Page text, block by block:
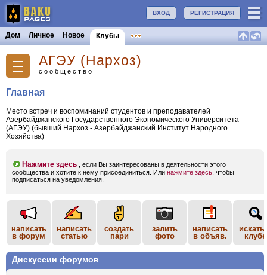
РЕГИСТРАЦИЯ
ВХОД
Дом Личное Новое Клубы
АГЭУ (Нархоз)
сообщество
Главная
Место встреч и воспоминаний студентов и преподавателей
Азербайджанского Государственного Экономического Университета
(АГЭУ) (бывший Нархоз - Азербайджанский Институт Народного
Хозяйства)
Нажмите здесь , если Вы заинтересованы в деятельности этого
сообщества и хотите к нему присоединиться. Или нажмите здесь , чтобы
подписаться на уведомления.
написать
в форум
написать
статью
создать
пари
залить
фото
написать
в объяв.
искать
клубе
Дискуссии форумов